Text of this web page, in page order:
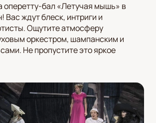
оперетту-бал «Летучая мышь» в
Вас ждут блеск, интриги и
Ощутите атмосферу
оркестром, шампанским и
Не пропустите это яркое